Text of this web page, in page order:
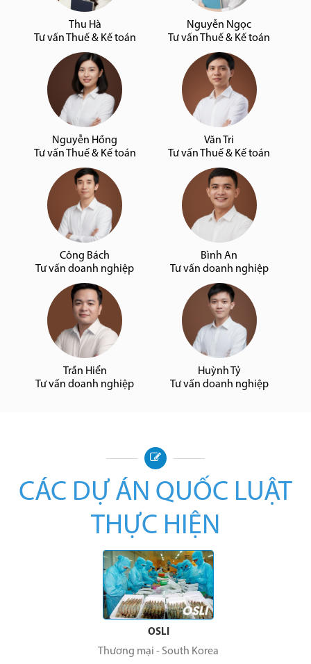
Thu Hà
Tư vấn Thuế & Kế toán
Nguyễn Ngọc
Tư vấn Thuế & Kế toán
Nguyễn Hồng
Tư vấn Thuế & Kế toán
Văn Tri
Tư vấn Thuế & Kế toán
Công Bách
Tư vấn doanh nghiệp
Bình An
Tư vấn doanh nghiệp
Trần Hiển
Tư vấn doanh nghiệp
Huỳnh Tỷ
Tư vấn doanh nghiệp
CÁC DỰ ÁN QUỐC LUẬT
THỰC HIỆN
OSLI
Thương mại -South Korea